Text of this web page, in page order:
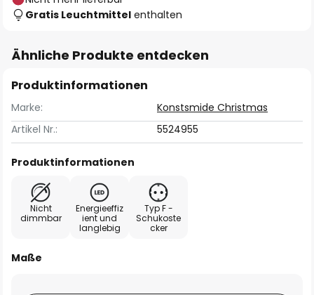
Gratis Leuchtmittel enthalten
Ähnliche Produkte entdecken
Produktinformationen
Marke:
Konstsmide Christmas
Artikel Nr.:
5524955
Produktinformationen
Nicht
dimmbar
Energieeffiz
ient und
langlebig
Typ F -
Schukoste
cker
Maße